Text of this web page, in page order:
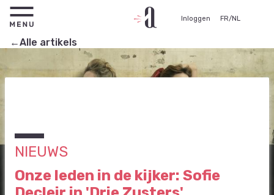
Inloggen FR/NL
←Alle artikels
NIEUWS
Onze leden in de kijker: Sofie